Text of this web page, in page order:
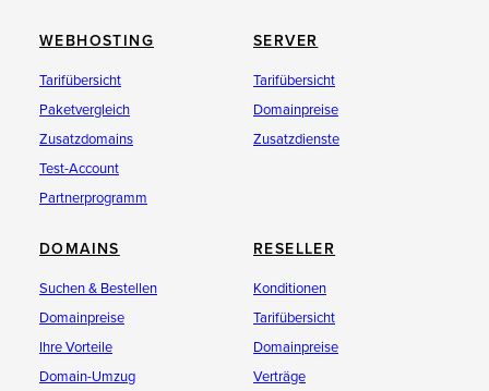
WEBHOSTING
Tarifübersicht
Paketvergleich
Zusatzdomains
Test-Account
Partnerprogramm
SERVER
Tarifübersicht
Domainpreise
Zusatzdienste
DOMAINS
Suchen & Bestellen
Domainpreise
Ihre Vorteile
Domain-Umzug
RESELLER
Konditionen
Tarifübersicht
Domainpreise
Verträge